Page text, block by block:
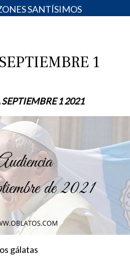
SANTÍSIMOS
1
1 2021
gálatas